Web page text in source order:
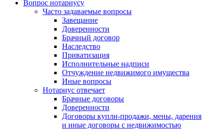
Вопрос нотариусу
Часто задаваемые вопросы
Завещание
Доверенности
Брачный договор
Наследство
Приватизация
Исполнительные надписи
Отчуждение недвижимого имущества
Иные вопросы
Нотариус отвечает
Брачные договоры
Доверенности
Договоры купли-продажи, мены, дарения
и иные договоры с недвижимостью